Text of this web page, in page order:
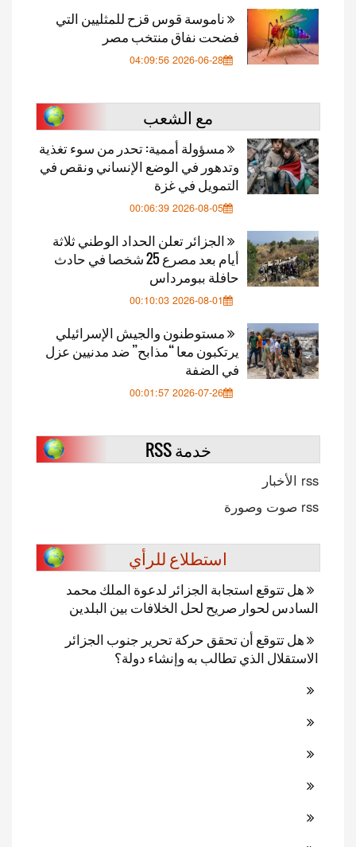
ناموسة قوس قزح للمثليين التي
فضحت نفاق منتخب مصر
2026-06-28 04:09:56
مع الشعب
مسؤولة أممية: تحدر من سوء تغذية
وتدهور في الوضع الإنساني ونقص في
التمويل في غزة
2026-08-05 00:06:39
الجزائر تعلن الحداد الوطني ثلاثة
أيام بعد مصرع 25 شخصا في حادث
حافلة ببومرداس
2026-08-01 00:10:03
مستوطنون والجيش الإسرائيلي
يرتكبون معا “مذابح” ضد مدنيين عزل
في الضفة
2026-07-26 00:01:57
خدمة RSS
rss الأخبار
rss صوت وصورة
استطلاع للرأي
هل تتوقع استجابة الجزائر لدعوة الملك محمد
السادس لحوار صريح لحل الخلافات بين البلدين
هل تتوقع أن تحقق حركة تحرير جنوب الجزائر
الاستقلال الذي تطالب به وإنشاء دولة؟